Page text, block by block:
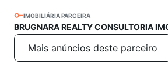
IMOBILIÁRIA PARCEIRA
BRUGNARA REALTY CONSULTORIA
Mais anúncios deste parceiro